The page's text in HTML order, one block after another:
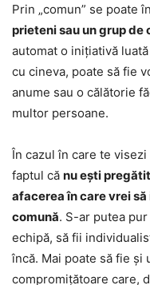
Prin „comun” se poate
prieteni sau un grup de
automat o inițiativă
cu cineva, poate să fie
anume sau o călătorie
multor persoane.
În cazul în care te
faptul că nu ești
afacerea în care vrei
comună. S-ar putea
echipă, să fii
încă. Mai poate să fie și
compromițătoare care,